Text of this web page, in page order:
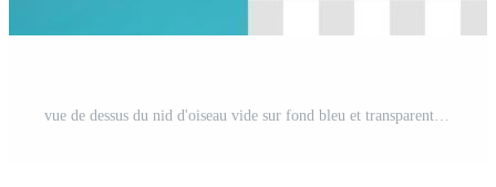
vue de dessus du nid d'oiseau vide sur fond bleu et transparent.vecteur et modèle de nid pour le jour de pâques dans un style plat.illustration vectorielle eps 10 Vecteur Gratuit